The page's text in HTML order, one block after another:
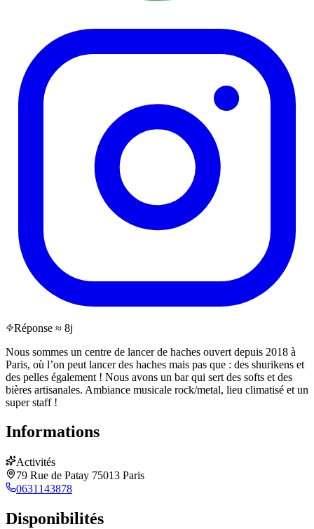
Réponse ≈ 8j
Nous sommes un centre de lancer de haches ouvert depuis 2018 à
Paris, où l’on peut lancer des haches mais pas que : des shurikens et
des pelles également ! Nous avons un bar qui sert des softs et des
bières artisanales. Ambiance musicale rock/metal, lieu climatisé et un
super staff !
Informations
Activités
79 Rue de Patay 75013 Paris
0631143878
Disponibilités